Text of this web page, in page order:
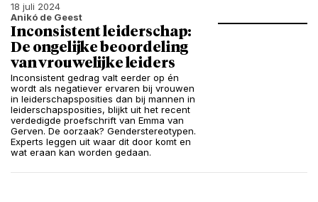
18 juli 2024
Anikó de Geest
Inconsistent leiderschap:
De ongelijke beoordeling
van vrouwelijke leiders
Inconsistent gedrag valt eerder op én
wordt als negatiever ervaren bij vrouwen
in leiderschapsposities dan bij mannen in
leiderschapsposities, blijkt uit het recent
verdedigde proefschrift van Emma van
Gerven. De oorzaak? Genderstereotypen.
Experts leggen uit waar dit door komt en
wat eraan kan worden gedaan.